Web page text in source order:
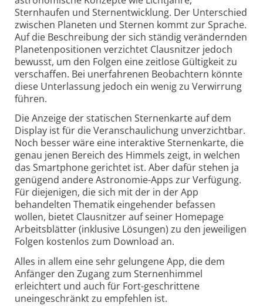
Sternhaufen und Sternentwicklung. Der Unterschied
zwischen Planeten und Sternen kommt zur Sprache.
Auf die Beschreibung der sich ständig verändernden
Planetenpositionen verzichtet Clausnitzer jedoch
bewusst, um den Folgen eine zeitlose Gültigkeit zu
verschaffen. Bei unerfahrenen Beobachtern könnte
diese Unterlassung jedoch ein wenig zu Verwirrung
führen.
Die Anzeige der statischen Sternenkarte auf dem
Display ist für die Veranschaulichung unverzichtbar.
Noch besser wäre eine interaktive Sternenkarte, die
genau jenen Bereich des Himmels zeigt, in welchen
das Smartphone gerichtet ist. Aber dafür stehen ja
genügend andere Astronomie-Apps zur Verfügung.
Für diejenigen, die sich mit der in der App
behandelten Thema­tik eingehender befassen
wollen, bietet Clausnitzer auf seiner Homepage
Arbeitsblätter (inklusive Lösungen) zu den jeweiligen
Folgen kostenlos zum Download an.
Alles in allem eine sehr gelungene App, die dem
Anfänger den Zugang zum Sternenhimmel
erleichtert und auch für Fort-geschrittene
uneingeschränkt zu empfehlen ist.